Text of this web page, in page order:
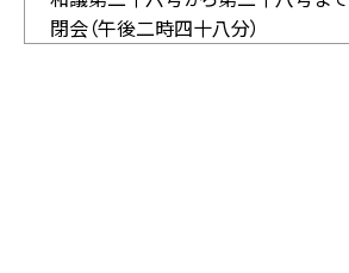
閉会（午後二時四十八分）